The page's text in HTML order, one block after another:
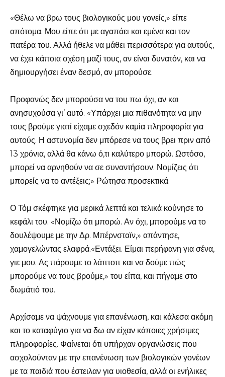
«Θέλω να βρω τους βιολογικούς μου γονείς,» είπε
απότομα. Μου είπε ότι με αγαπάει και εμένα και τον
πατέρα του. Αλλά ήθελε να μάθει περισσότερα για αυτούς,
να έχει κάποια σχέση μαζί τους, αν είναι δυνατόν, και να
δημιουργήσει έναν δεσμό, αν μπορούσε.
Προφανώς δεν μπορούσα να του πω όχι, αν και
ανησυχούσα γι’ αυτό. «Υπάρχει μια πιθανότητα να μην
τους βρούμε γιατί είχαμε σχεδόν καμία πληροφορία για
αυτούς. Η αστυνομία δεν μπόρεσε να τους βρει πριν από
13 χρόνια, αλλά θα κάνω ό,τι καλύτερο μπορώ. Ωστόσο,
μπορεί να αρνηθούν να σε συναντήσουν. Νομίζεις ότι
μπορείς να το αντέξεις;» Ρώτησα προσεκτικά.
Ο Τόμ σκέφτηκε για μερικά λεπτά και τελικά κούνησε το
κεφάλι του. «Νομίζω ότι μπορώ. Αν όχι, μπορούμε να το
δουλέψουμε με την Δρ. Μπέρνσταϊν,» απάντησε,
χαμογελώντας ελαφρά.«Εντάξει. Είμαι περήφανη για σένα,
γιε μου. Ας πάρουμε το λάπτοπ και να δούμε πώς
μπορούμε να τους βρούμε,» του είπα, και πήγαμε στο
δωμάτιό του.
Αρχίσαμε να ψάχνουμε για επανένωση, και κάλεσα ακόμη
και το καταφύγιο για να δω αν είχαν κάποιες χρήσιμες
πληροφορίες. Φαίνεται ότι υπήρχαν οργανώσεις που
ασχολούνταν με την επανένωση των βιολογικών γονέων
με τα παιδιά που έστειλαν για υιοθεσία, αλλά οι ενήλικες